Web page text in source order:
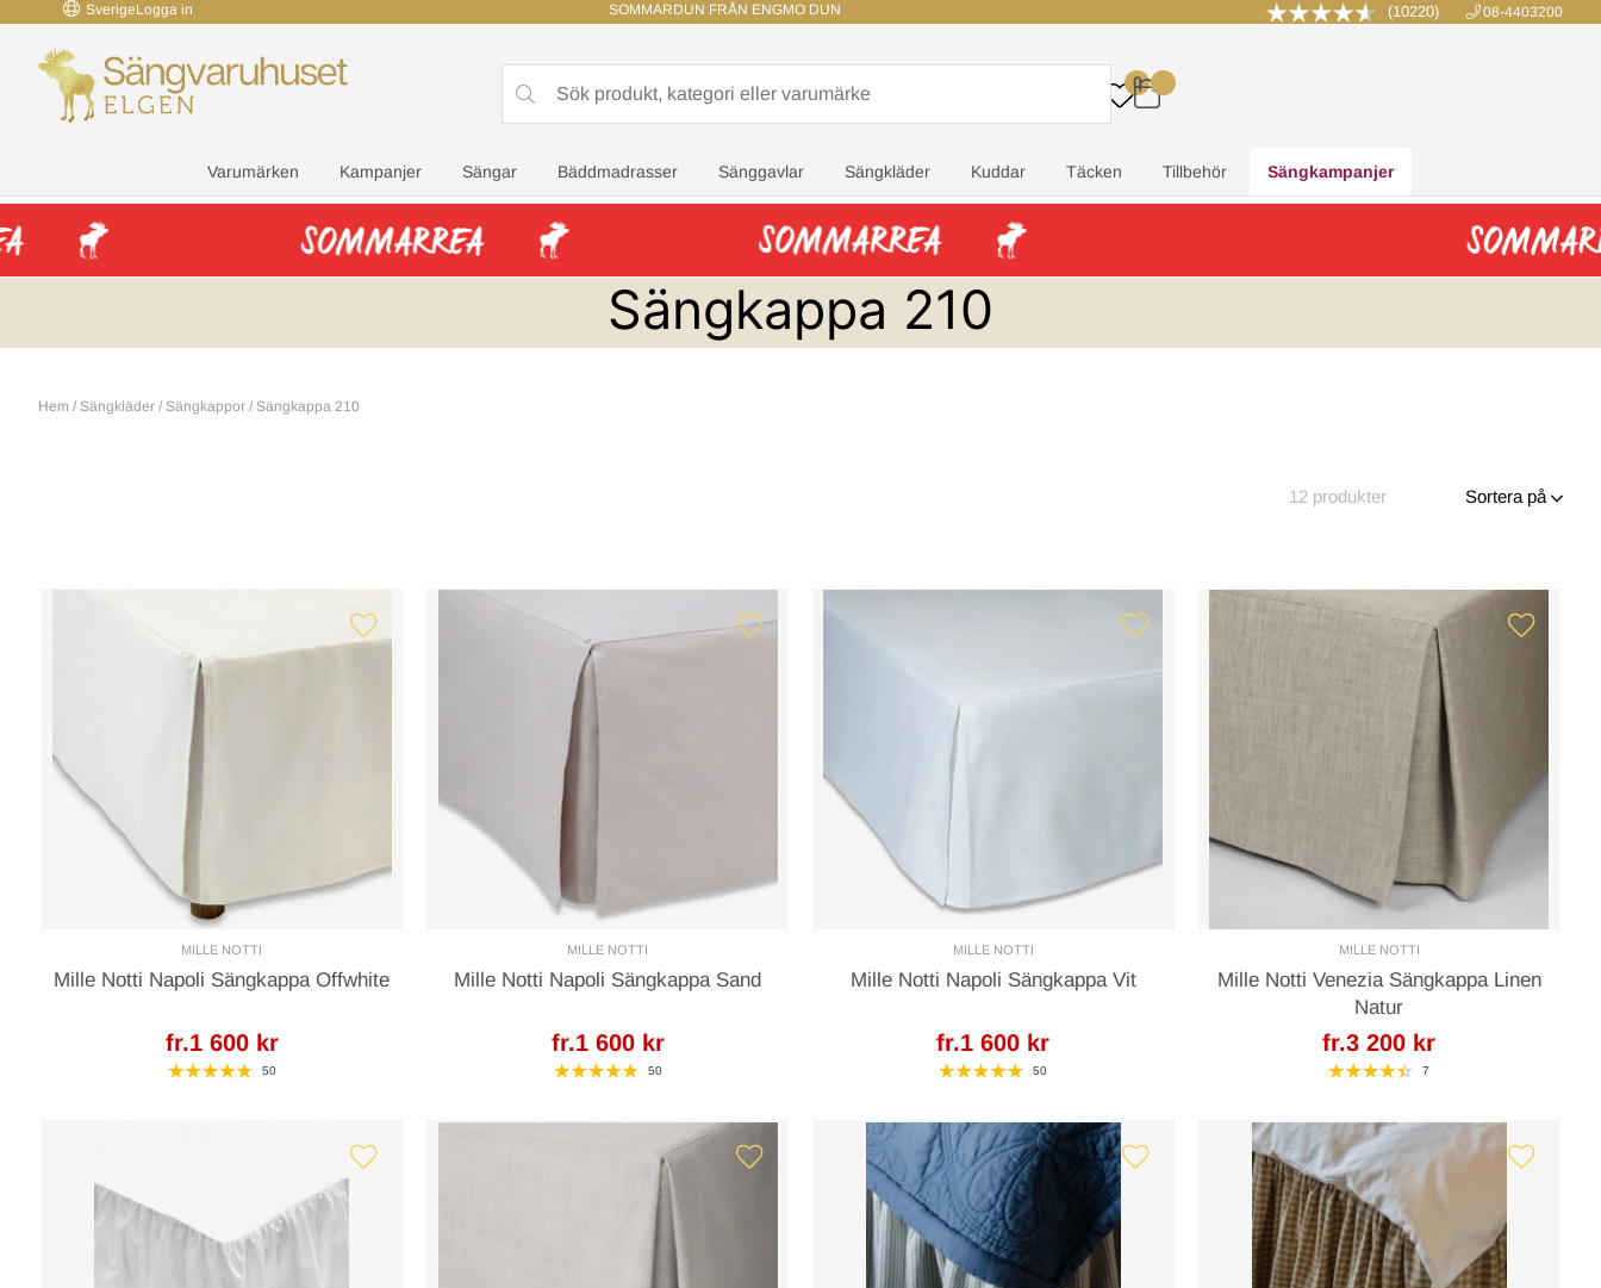
SverigeLogga in SOMMARDUN FRÅN ENGMO DUN (10220) 08-4403200
0
..
Varumärken Kampanjer Sängar Bäddmadrasser Sänggavlar Sängkläder Kuddar Täcken Tillbehör Sängkampanjer
Sängkappa 210
Hem / Sängkläder / Sängkappor / Sängkappa 210
12 produkter Sortera på
MILLE NOTTI
Mille Notti Napoli Sängkappa Offwhite
fr.1 600 kr
50
MILLE NOTTI
Mille Notti Napoli Sängkappa Sand
fr.1 600 kr
50
MILLE NOTTI
Mille Notti Napoli Sängkappa Vit
fr.1 600 kr
50
MILLE NOTTI
Mille Notti Venezia Sängkappa Linen
Natur
fr.3 200 kr
7